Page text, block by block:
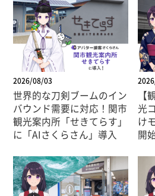
2026/08/03
世界的な刀剣ブームのイン
バウンド需要に対応！関市
観光案内所「せきてらす」
に「AIさくらさん」導入
【
光
け
開